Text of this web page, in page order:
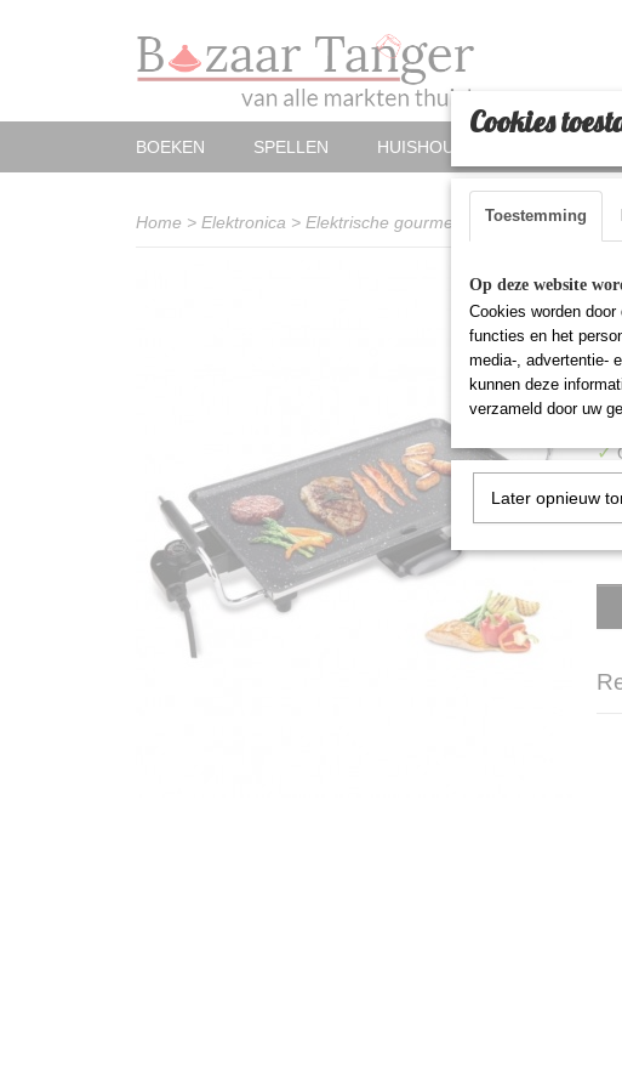
BOEKEN SPELLEN HUISHOUDELIJKE ARTIKELEN
Home > Elektronica > Elektrische gourmet grill (klein)
€
✓
Cookies
Toestemming
Op deze website
Cookies worden
functies en het
media-, advertentie-
kunnen deze
verzameld door uw
Later opnieuw